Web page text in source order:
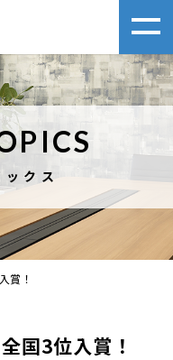
ックス
賞！
国3位入賞！